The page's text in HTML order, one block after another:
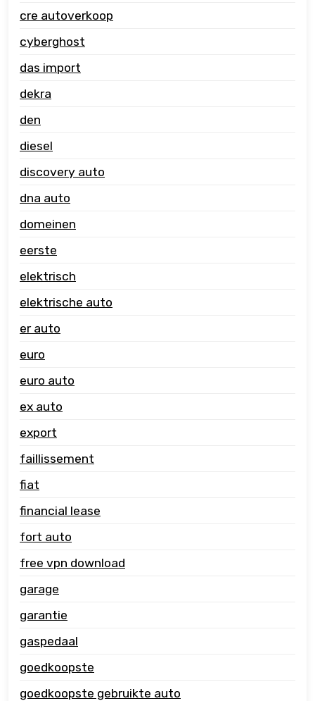
cre autoverkoop
cyberghost
das import
dekra
den
diesel
discovery auto
dna auto
domeinen
eerste
elektrisch
elektrische auto
er auto
euro
euro auto
ex auto
export
faillissement
fiat
financial lease
fort auto
free vpn download
garage
garantie
gaspedaal
goedkoopste
goedkoopste gebruikte auto